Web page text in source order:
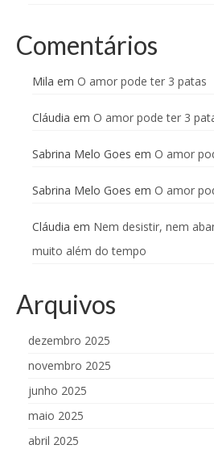
Comentários
Mila em O amor pode ter 3 patas
Cláudia em O amor pode ter 3
Sabrina Melo Goes em O amor
Sabrina Melo Goes em O amor
Cláudia em Nem desistir, nem
muito além do tempo
Arquivos
dezembro 2025
novembro 2025
junho 2025
maio 2025
abril 2025